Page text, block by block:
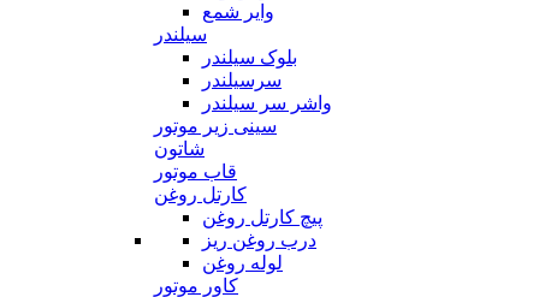
وایر شمع
سیلندر
بلوک سیلندر
سرسیلندر
واشر سر سیلندر
سینی زیر موتور
شاتون
قاب موتور
کارتل روغن
پیچ کارتل روغن
درب روغن ریز
لوله روغن
کاور موتور